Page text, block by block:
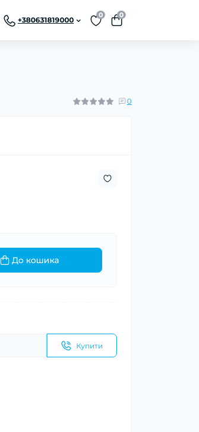
+380631819000
0 0
0
До кошика
Купити